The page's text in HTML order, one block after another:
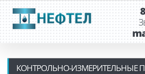
КОНТРОЛЬНО-ИЗМЕРИТЕЛЬНЫЕ